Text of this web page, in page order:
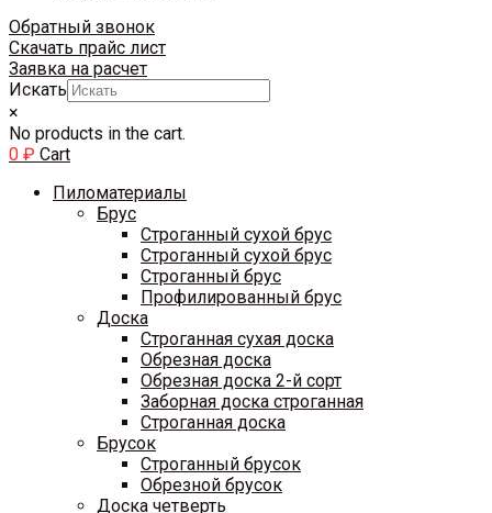
Обратный звонок
Скачать прайс лист
Заявка на расчет
Искать
×
No products in the cart.
0 ₽ Cart
Пиломатериалы
Брус
Строганный сухой брус
Строганный сухой брус
Строганный брус
Профилированный брус
Доска
Строганная сухая доска
Обрезная доска
Обрезная доска 2-й сорт
Заборная доска строганная
Строганная доска
Брусок
Строганный брусок
Обрезной брусок
Доска четверть